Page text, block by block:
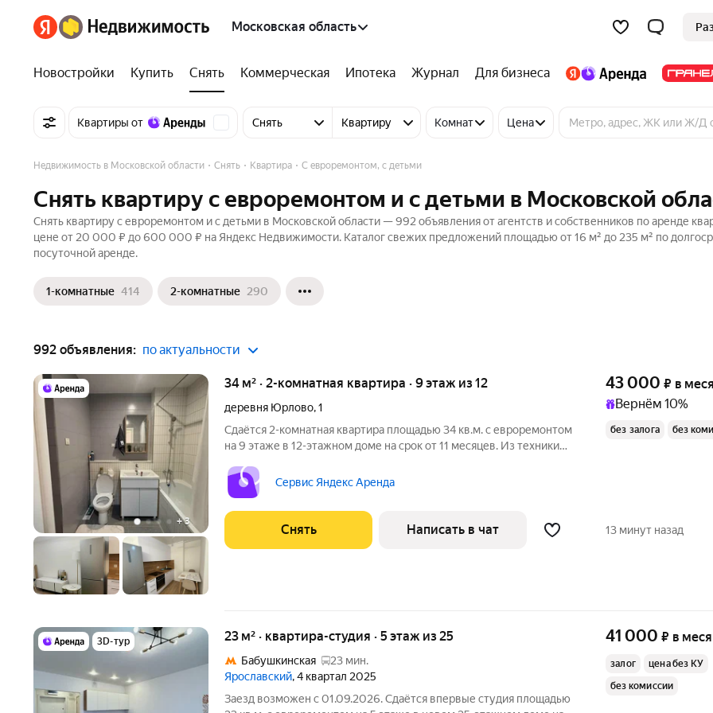
Московская область
Новостройки Купить Снять Коммерческая Ипотека Журнал Для бизнеса
Квартиры от Снять Квартиру Комнат Цена
Недвижимость в Московской области Снять Квартира С евроремонтом, с детьми
Снять квартиру с евроремонтом и с детьми в Московской
Снять квартиру с евроремонтом и с детьми в Московской области — 992 объявления от агентств и собственников по аренде
цене от 20 000 ₽ до 600 000 ₽ на Яндекс Недвижимости. Каталог свежих предложений площадью от 16 м² до 235 м² по
посуточной аренде.
1-комнатные 414 2-комнатные 290
992 объявления: по актуальности
+3
34 м² · 2-комнатная квартира · 9 этаж из 12
деревня Юрлово,1
Сдаётся 2-комнатная квартира площадью 34 кв.м. с евроремонтом
на 9 этаже в 12-этажном доме на срок от 11 месяцев. Из техники
Микроволновка Дом - монолитный. Коммунальные услуги по
счетчикам
Сервис Яндекс Аренда
43 000 ₽ в
Вернём 10%
без залога без
Снять Написать в чат 13 минут назад
3D-тур 23 м² · квартира-студия · 5 этаж из 25
Бабушкинская
23 мин.
Ярославский, 4 квартал 2025
Заезд возможен с 01.09.2026. Сдаётся впервые студия площадью
41 000 ₽ в
залог
цена без КУ
без комиссии